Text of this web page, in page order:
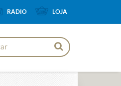
RÁDIO LOJA